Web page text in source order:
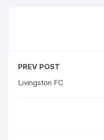
PREV POST
Livingston FC